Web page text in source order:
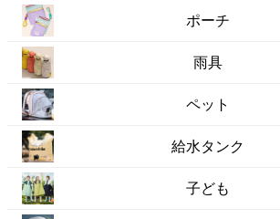
ポーチ
雨具
ペット
給水タンク
子ども